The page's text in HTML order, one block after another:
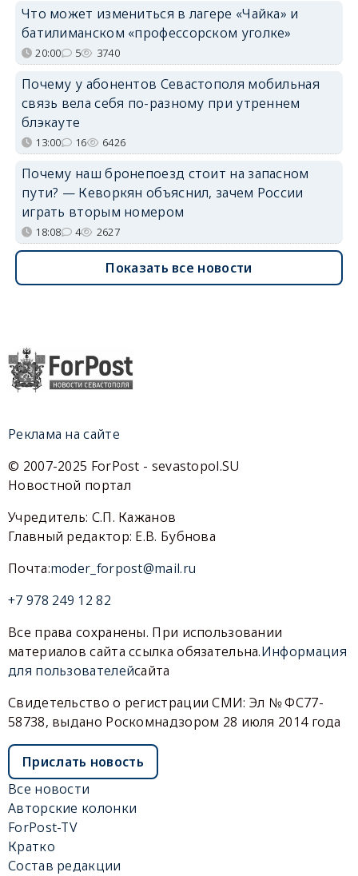
Что может измениться в лагере «Чайка» и
батилиманском «профессорском уголке»
20:00 5 3740
Почему у абонентов Севастополя мобильная
связь вела себя по-разному при утреннем
блэкауте
13:00 16 6426
Почему наш бронепоезд стоит на запасном
пути? — Кеворкян объяснил, зачем России
играть вторым номером
18:08 4 2627
Показать все новости
Реклама на сайте
© 2007-2025 ForPost - sevastopol.SU
Новостной портал
Учредитель: С.П. Кажанов
Главный редактор: Е.В. Бубнова
Почта:moder_forpost@mail.ru
+7 978 249 12 82
Все права сохранены. При использовании
материалов сайта ссылка обязательна.Информация
для пользователейсайта
Свидетельство о регистрации СМИ: Эл № ФС77-
58738, выдано Роскомнадзором 28 июля 2014 года
Прислать новость
Все новости
Авторские колонки
ForPost-TV
Кратко
Состав редакции